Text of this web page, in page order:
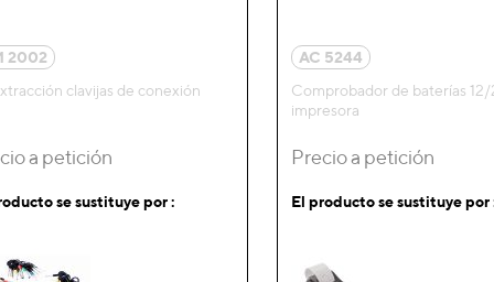
2002
clavijas de conexión
a petición
se sustituye por :
AC 5244
Comprobador de baterías
impresora
Precio a petición
El producto se sustituye por